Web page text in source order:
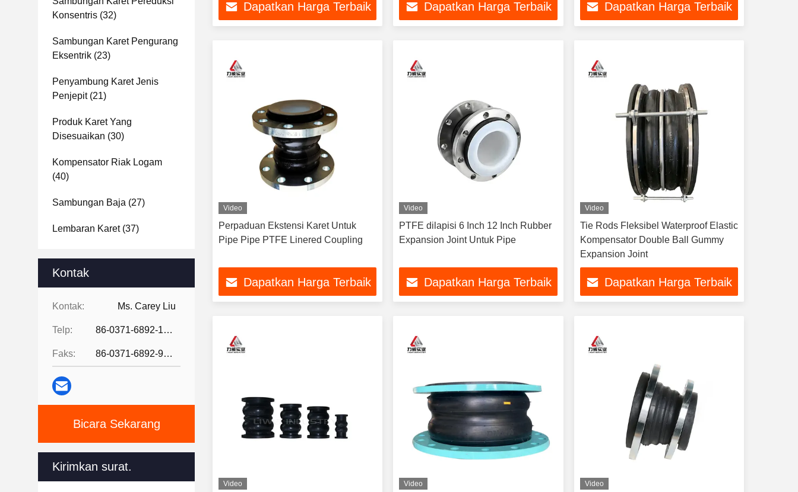
Konsentris (32)
Sambungan Karet Pengurang
Eksentrik (23)
Penyambung Karet Jenis
Penjepit(21)
Produk Karet Yang
Disesuaikan (30)
Kompensator Riak Logam
(40)
Sambungan Baja (27)
Lembaran Karet(37)
Kontak
Kontak: Ms. Carey Liu
Telp: 86-0371-6892-1527
Faks: 86-0371-6892-9024
Bicara Sekarang
Kirimkan surat.
Dapatkan Harga Terbaik Dapatkan Harga Terbaik Dapatkan Harga Terbaik
Video
Perpaduan Ekstensi Karet Untuk
Pipe Pipe PTFE Linered Coupling
Dapatkan Harga Terbaik
Video
PTFE dilapisi 6 Inch 12 Inch Rubber
Expansion Joint Untuk Pipe
Dapatkan Harga Terbaik
Video
Tie Rods Fleksibel Waterproof Elastic
Kompensator Double Ball Gummy
Expansion Joint
Dapatkan Harga Terbaik
Video Video Video